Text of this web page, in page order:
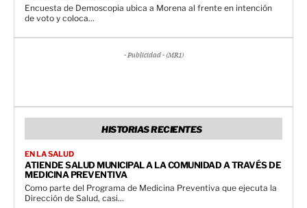
Encuesta de Demoscopia ubica a Morena al frente en intención
de voto y coloca...
- Publicidad - (MR1)
HISTORIAS RECIENTES
EN LA SALUD
ATIENDE SALUD MUNICIPAL A LA COMUNIDAD A TRAVÉS DE
MEDICINA PREVENTIVA
Como parte del Programa de Medicina Preventiva que ejecuta la
Dirección de Salud, casi...